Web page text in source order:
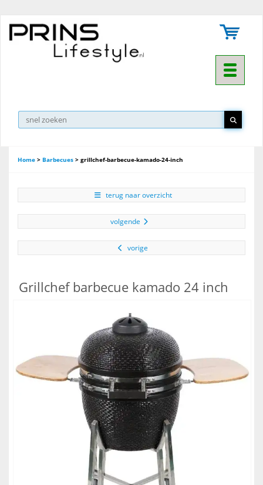
Toggle
Home > Barbecues > grillchef-barbecue-kamado-24-inch
terug naar overzicht
volgende
vorige
Grillchef barbecue kamado 24 inch